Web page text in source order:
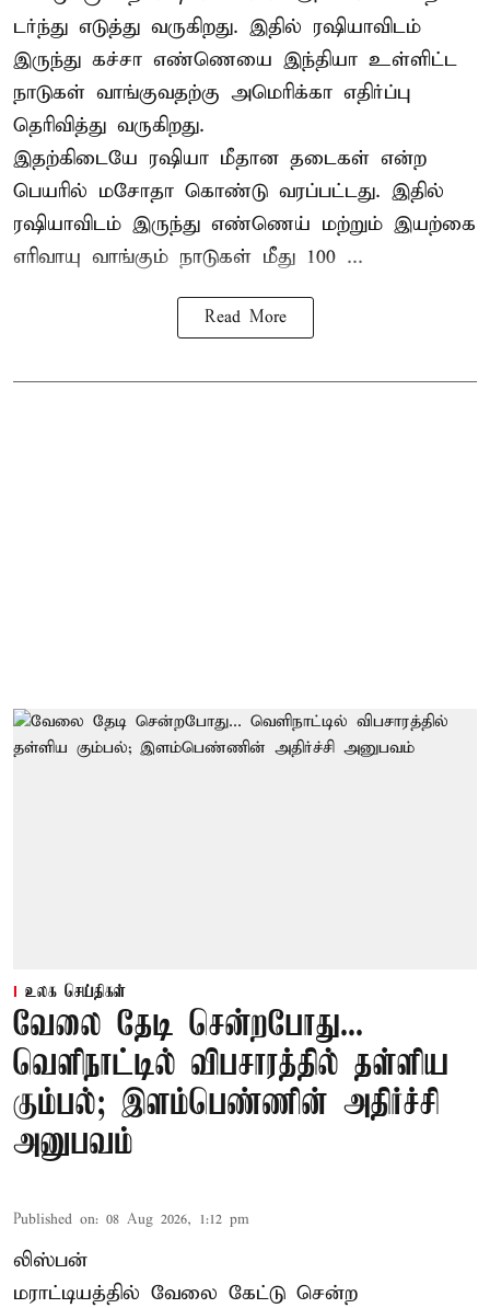
டர்ந்து எடுத்து வருகிறது. இதில் ரஷியாவிடம்
இருந்து கச்சா எண்ணெயை இந்தியா உள்ளிட்ட
நாடுகள் வாங்குவதற்கு அமெரிக்கா எதிர்ப்பு
தெரிவித்து வருகிறது.
இதற்கிடையே ரஷியா மீதான தடைகள் என்ற
பெயரில் மசோதா கொண்டு வரப்பட்டது. இதில்
ரஷியாவிடம் இருந்து எண்ணெய் மற்றும் இயற்கை
எரிவாயு வாங்கும் நாடுகள் மீது 100 ...
Read More
உலக செய்திகள்
வேலை தேடி சென்றபோது...
வெளிநாட்டில் விபசாரத்தில் தள்ளிய
கும்பல்; இளம்பெண்ணின் அதிர்ச்சி
அனுபவம்
Published on: 08 Aug 2026, 1:12 pm
லிஸ்பன்
மராட்டியத்தில் வேலை கேட்டு சென்ற